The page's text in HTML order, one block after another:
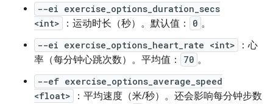
--ei exercise_options_duration_secs
<int>
：运动时长（秒）。默认值： 0 。
--ei exercise_options_heart_rate <int>
：心
率（每分钟心跳次数）。平均值：
70 。
--ef exercise_options_average_speed
<float>
：平均速度（米/秒）。还会影响每分钟步数